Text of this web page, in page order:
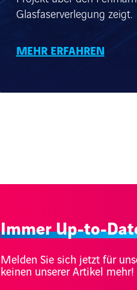
Glasfaserverlegung zeigt.
MEHR ERFAHREN
Immer Up-to-
Melden Sie sich jetzt für
keinen unserer Artikel mehr!